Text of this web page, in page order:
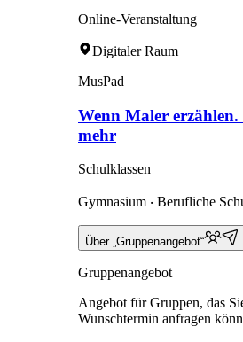
Online-Veranstaltung
Digitaler Raum
MusPad
Wenn Maler
mehr
Schulklassen
Gymnasium ‧ Berufliche
Über „Gruppenangebot“
Gruppenangebot
Angebot für Gruppen, das
Wunschtermin anfragen